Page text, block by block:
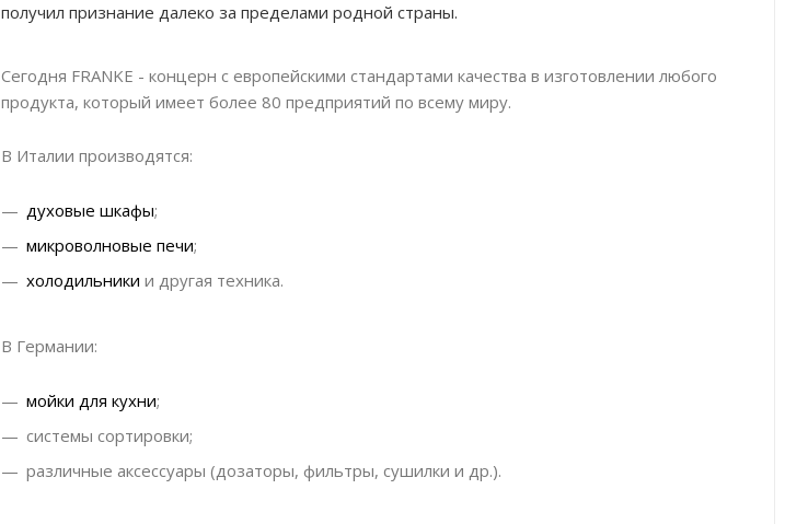
получил признание далеко за пределами родной страны.
Сегодня FRANKE - концерн с европейскими стандартами качества в изготовлении любого
продукта, который имеет более 80 предприятий по всему миру.
В Италии производятся:
духовые шкафы;
микроволновые печи;
холодильники и другая техника.
В Германии:
мойки для кухни;
системы сортировки;
различные аксессуары (дозаторы, фильтры, сушилки и др.).